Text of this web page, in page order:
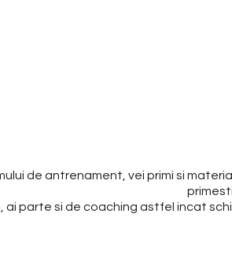
de antrenament, vei primi si
ai parte si de coaching astfel incat